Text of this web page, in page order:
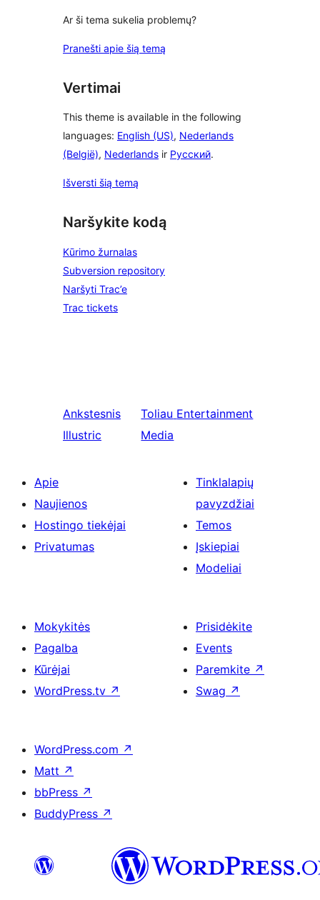
Ar ši tema sukelia problemų?
Pranešti apie šią temą
Vertimai
This theme is available in the following
languages: English (US), Nederlands
(België), Nederlands ir Русский.
Išversti šią temą
Naršykite kodą
Kūrimo žurnalas
Subversion repository
Naršyti Trac’e
Trac tickets
Ankstesnis
Illustric
Toliau Entertainment
Media
Apie
Naujienos
Hostingo tiekėjai
Privatumas
Tinklalapių
pavyzdžiai
Temos
Įskiepiai
Modeliai
Mokykitės
Pagalba
Kūrėjai
WordPress.tv ↗
Prisidėkite
Events
Paremkite ↗
Swag ↗
WordPress.com ↗
Matt ↗
bbPress ↗
BuddyPress ↗